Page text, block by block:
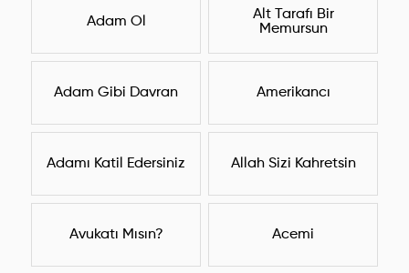
Adam Ol
Alt Tarafı Bir
Memursun
Adam Gibi Davran Amerikancı
Adamı Katil Edersiniz Allah Sizi Kahretsin
Avukatı Mısın? Acemi